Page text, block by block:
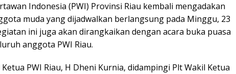
Indonesia (PWI) Provinsi Riau kembali mengadakan
muda yang dijadwalkan berlangsung pada Minggu, 23
ini juga akan dirangkaikan dengan acara buka puasa
anggota PWI Riau.
PWI Riau, H Dheni Kurnia, didampingi Plt Wakil Ketua